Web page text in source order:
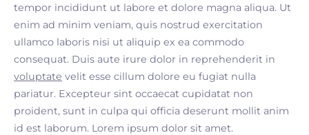
tempor incididunt ut labore et dolore magna aliqua. Ut
enim ad minim veniam, quis nostrud exercitation
ullamco laboris nisi ut aliquip ex ea commodo
consequat. Duis aute irure dolor in reprehenderit in
voluptate velit esse cillum dolore eu fugiat nulla
pariatur. Excepteur sint occaecat cupidatat non
proident, sunt in culpa qui officia deserunt mollit anim
id est laborum. Lorem ipsum dolor sit amet.